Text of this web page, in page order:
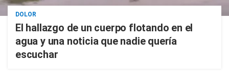
DOLOR
El hallazgo de un cuerpo flotando en el
agua y una noticia que nadie quería
escuchar